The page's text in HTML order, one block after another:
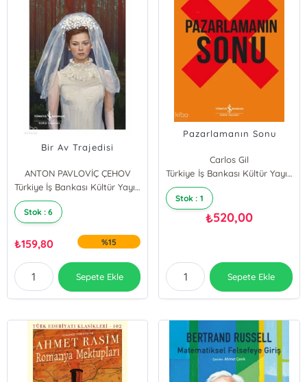
Bir Av Trajedisi
ANTON PAVLOVİÇ ÇEHOV
Türkiye İş Bankası Kültür Yayınları
Stok : 6
₺159,80 %15
Sepete Ekle
Pazarlamanın Sonu
Carlos Gil
Türkiye İş Bankası Kültür Yayınları
Stok : 1
₺520,00
Sepete Ekle